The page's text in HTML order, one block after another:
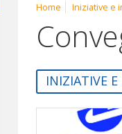
Home Iniziative e
INIZIATIVE